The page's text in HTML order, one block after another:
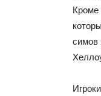
Кроме
симов